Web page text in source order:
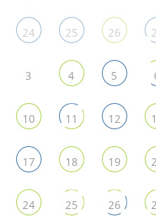
24 25 26
3 4 5
10 11 12
17 18 19
24 25 26